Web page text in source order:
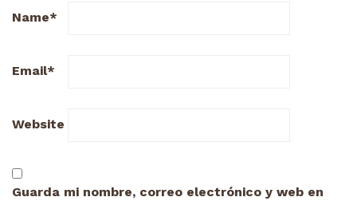
Name*
Email*
Website
Guarda mi nombre, correo electrónico y web en